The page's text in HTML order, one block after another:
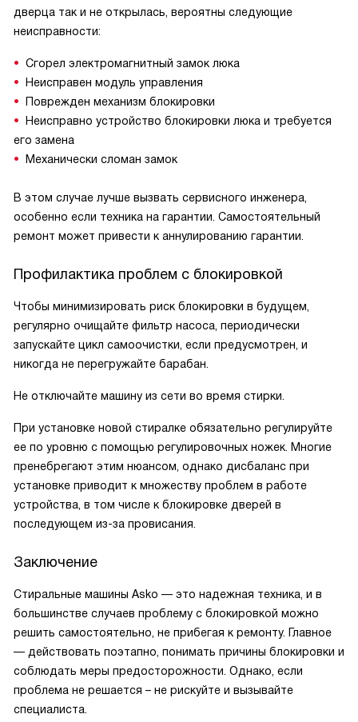
дверца так и не открылась, вероятны следующие
неисправности:
Сгорел электромагнитный замок люка
Неисправен модуль управления
Поврежден механизм блокировки
Неисправно устройство блокировки люка и требуется
его замена
Механически сломан замок
В этом случае лучше вызвать сервисного инженера,
особенно если техника на гарантии. Самостоятельный
ремонт может привести к аннулированию гарантии.
Профилактика проблем с блокировкой
Чтобы минимизировать риск блокировки в будущем,
регулярно очищайте фильтр насоса, периодически
запускайте цикл самоочистки, если предусмотрен, и
никогда не перегружайте барабан.
Не отключайте машину из сети во время стирки.
При установке новой стиралке обязательно регулируйте
ее по уровню с помощью регулировочных ножек. Многие
пренебрегают этим нюансом, однако дисбаланс при
установке приводит к множеству проблем в работе
устройства, в том числе к блокировке дверей в
последующем из-за провисания.
Заключение
Стиральные машины Asko — это надежная техника, и в
большинстве случаев проблему с блокировкой можно
решить самостоятельно, не прибегая к ремонту. Главное
— действовать поэтапно, понимать причины блокировки и
соблюдать меры предосторожности. Однако, если
проблема не решается – не рискуйте и вызывайте
специалиста.